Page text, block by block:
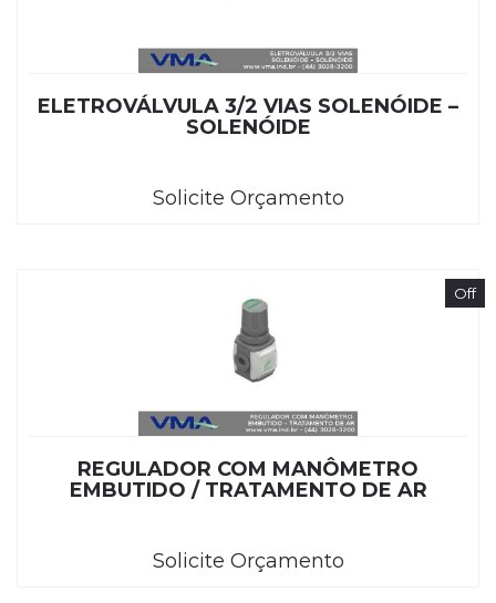
ELETROVÁLVULA 3/2 VIAS SOLENÓIDE –
SOLENÓIDE
Solicite Orçamento
REGULADOR COM MANÔMETRO
EMBUTIDO / TRATAMENTO DE AR
Solicite Orçamento
Off